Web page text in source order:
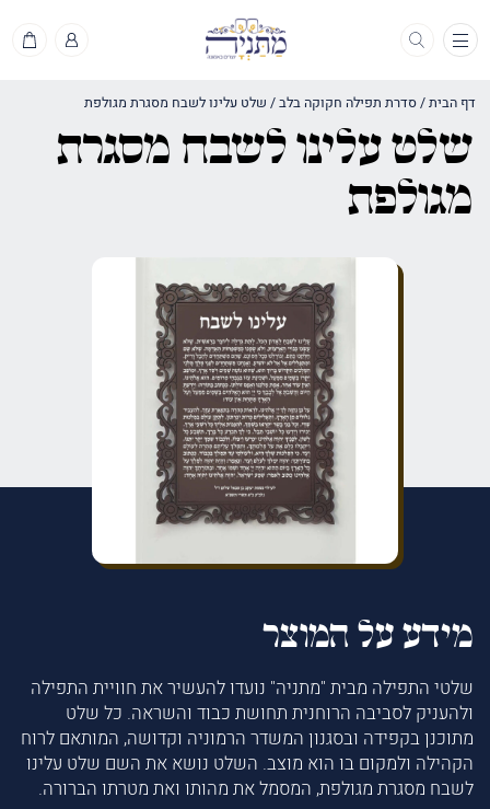
תפריט
דף הבית/סדרת תפילה חקוקה בלב/ שלט עלינו לשבח מסגרת מגולפת
שלט עלינו לשבח מסגרת
מגולפת
מידע על המוצר
שלטי התפילה מבית "מתניה" נועדו להעשיר את חוויית התפילה
ולהעניק לסביבה הרוחנית תחושת כבוד והשראה. כל שלט
מתוכנן בקפידה ובסגנון המשדר הרמוניה וקדושה, המותאם לרוח
הקהילה ולמקום בו הוא מוצב. השלט נושא את השם שלט עלינו
לשבח מסגרת מגולפת, המסמל את מהותו ואת מטרתו הברורה.